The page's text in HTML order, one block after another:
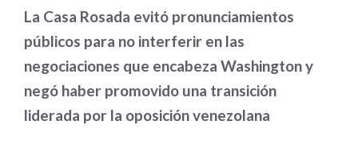
La Casa Rosada evitó pronunciamientos
públicos para no interferir en las
negociaciones que encabeza Washington y
negó haber promovido una transición
liderada por la oposición venezolana